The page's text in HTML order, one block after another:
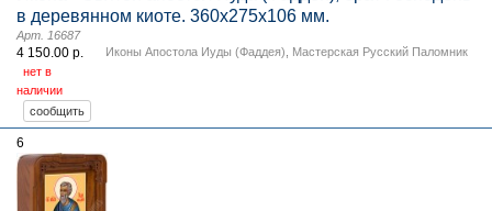
в деревянном киоте. 360х275х106 мм.
Иконы Апостола Иуды (Фаддея) Мастерская Русский Паломник
Арт. 16687
4 150.00 р.
нет в
наличии
6